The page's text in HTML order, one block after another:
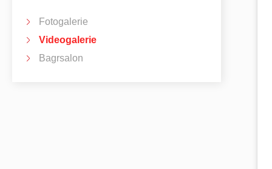
Fotogalerie
Videogalerie
Bagrsalon